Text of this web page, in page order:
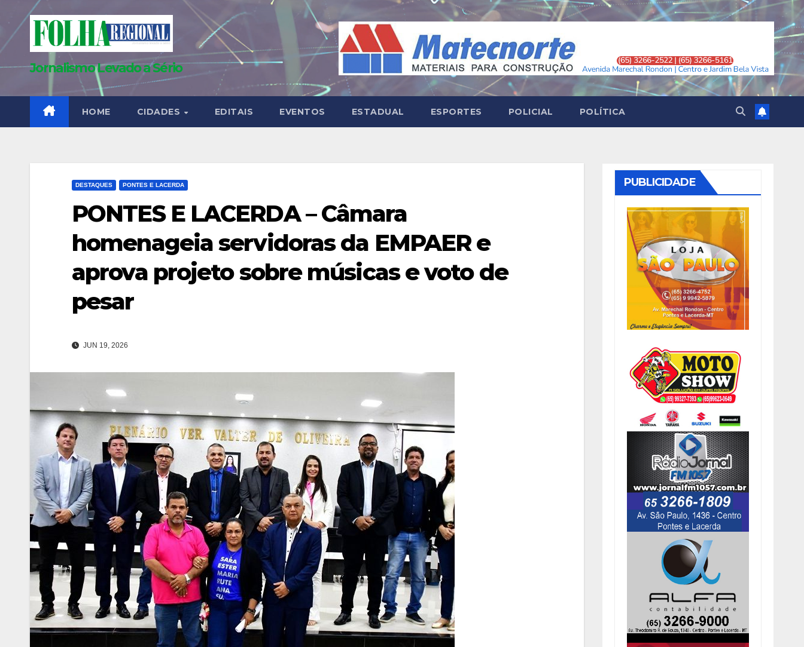
content
Jornalismo Levado a Sério
HOME CIDADES EDITAIS EVENTOS ESTADUAL ESPORTES POLICIAL POLÍTICA
DESTAQUES PONTES E LACERDA
PONTES E LACERDA – Câmara
homenageia servidoras da EMPAER e
aprova projeto sobre músicas e voto de
pesar
JUN 19, 2026
PUBLICIDADE